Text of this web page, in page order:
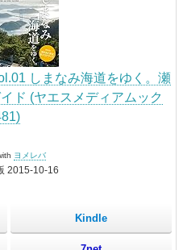
しまなみ海道をゆく。瀬
ド (ヤエスメディアムック
ヨメレバ
2015-10-16
Kindle